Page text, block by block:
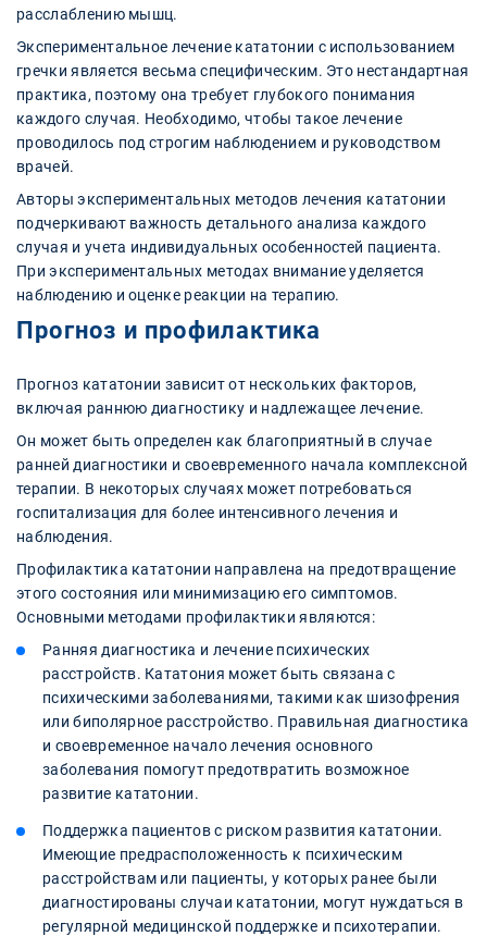
расслаблению мышц.
Экспериментальное лечение кататонии с использованием
гречки является весьма специфическим. Это нестандартная
практика, поэтому она требует глубокого понимания
каждого случая. Необходимо, чтобы такое лечение
проводилось под строгим наблюдением и руководством
врачей.
Авторы экспериментальных методов лечения кататонии
подчеркивают важность детального анализа каждого
случая и учета индивидуальных особенностей пациента.
При экспериментальных методах внимание уделяется
наблюдению и оценке реакции на терапию.
Прогноз и профилактика
Прогноз кататонии зависит от нескольких факторов,
включая раннюю диагностику и надлежащее лечение.
Он может быть определен как благоприятный в случае
ранней диагностики и своевременного начала комплексной
терапии. В некоторых случаях может потребоваться
госпитализация для более интенсивного лечения и
наблюдения.
Профилактика кататонии направлена на предотвращение
этого состояния или минимизацию его симптомов.
Основными методами профилактики являются:
Ранняя диагностика и лечение психических
расстройств. Кататония может быть связана с
психическими заболеваниями, такими как шизофрения
или биполярное расстройство. Правильная диагностика
и своевременное начало лечения основного
заболевания помогут предотвратить возможное
развитие кататонии.
Поддержка пациентов с риском развития кататонии.
Имеющие предрасположенность к психическим
расстройствам или пациенты, у которых ранее были
диагностированы случаи кататонии, могут нуждаться в
регулярной медицинской поддержке и психотерапии.